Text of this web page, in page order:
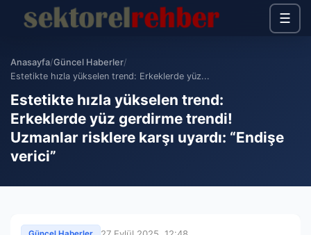
☰
Anasayfa/Güncel Haberler/
Estetikte hızla yükselen trend: Erkeklerde yüz...
Estetikte hızla yükselen trend:
Erkeklerde yüz gerdirme trendi!
Uzmanlar risklere karşı uyardı: “Endişe
verici”